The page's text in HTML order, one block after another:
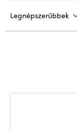
Legnépszerűbbek